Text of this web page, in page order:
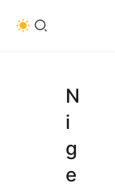
N
i
g
e